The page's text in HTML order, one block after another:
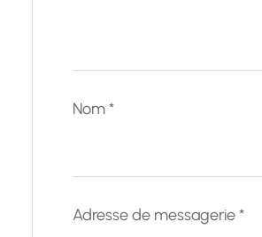
Nom*
Adresse de messagerie*